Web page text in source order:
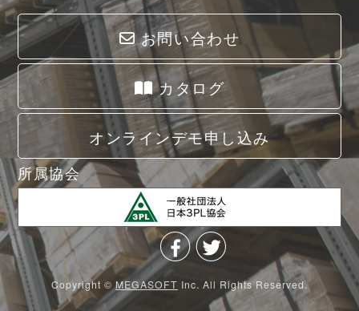
お問い合わせ
カタログ
オンラインデモ申し込み
所属協会
Copyright ©MEGASOFT Inc. All Rights Reserved.